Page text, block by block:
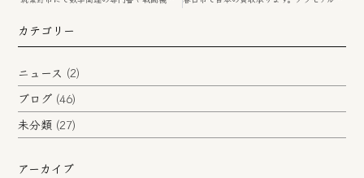
カテゴリー
ニュース (2)
ブログ (46)
未分類 (27)
アーカイブ